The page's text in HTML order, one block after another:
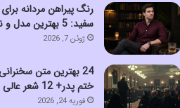
رنگ پیراهن مردانه
سفید: 5 بهترین مدل و نمونه
ژوئن 7, 2026
24 بهترین متن
ختم پدر+ 12 شعر عالی
فوریه 24, 2026